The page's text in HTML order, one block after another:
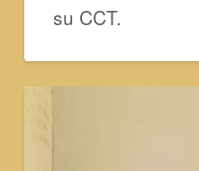
su CCT.